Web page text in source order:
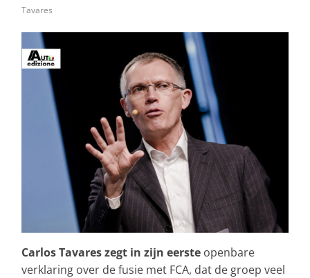
Tavares
Carlos Tavares zegt in zijn eerste openbare
verklaring over de fusie met FCA, dat de groep veel